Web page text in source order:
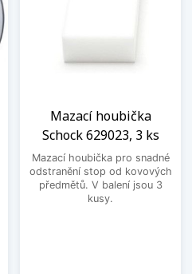
Mazací houbička
Schock 629023, 3 ks
Mazací houbička pro snadné
odstranění stop od kovových
předmětů. V balení jsou 3
kusy.